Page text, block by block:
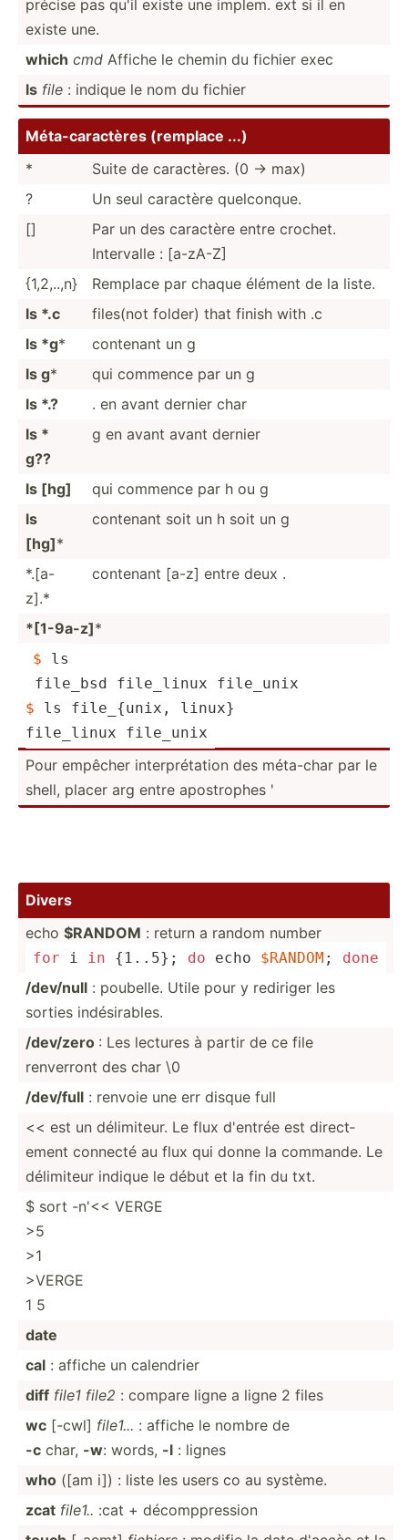
précise pas qu'il existe une implem. ext si il en
existe une.
which cmd Affiche le chemin du fichier exec
ls file : indique le nom du fichier
Méta-c­ara­ctères (remplace ...)
*
Suite de caract­ères. (0 -> max)
?
Un seul caractère quelco­nque.
[]
Par un des caractère entre crochet.
Intervalle : [a-zA-Z]
{1,2,..,n}
Remplace par chaque élément de la liste.
ls *.c
files(not folder) that finish with .c
ls *g*
contenant un g
ls g*
qui commence par un g
ls *.?
. en avant dernier char
ls *
g??
g en avant avant dernier
ls [hg]
qui commence par h ou g
ls
[hg]*
contenant soit un h soit un g
*.[a-
z].*
contenant [a-z] entre deux .
*[1-9a-z]*
$ ls
file_bsd file_linux file_unix
$ ls file_{­unix, linux}
file_linux file_unix
Pour empêcher interp­rét­ation des méta-char par le
shell, placer arg entre apostr­ophes '
Divers
echo $RANDOM : return a random number
for i in {1..5}; do echo $RANDOM ; done
/dev/null : poubelle. Utile pour y rediriger les
sorties indési­rables.
/dev/zero : Les lectures à partir de ce file
renverront des char \0
/dev/full : renvoie une err disque full
<< est un délimi­teur. Le flux d'entrée est direct­
ement connecté au flux qui donne la commande. Le
délimiteur indique le début et la fin du txt.
$ sort -n'<< VERGE
>5
>1
>VERGE
1 5
date
cal : affiche un calendrier
diff file1 file2 : compare ligne a ligne 2 files
wc [-cwl] file1... : affiche le nombre de
-c char, -w: words, -l : lignes
who ([am i]) : liste les users co au système.
zcat file1.. :cat + décomp­pre­ssion